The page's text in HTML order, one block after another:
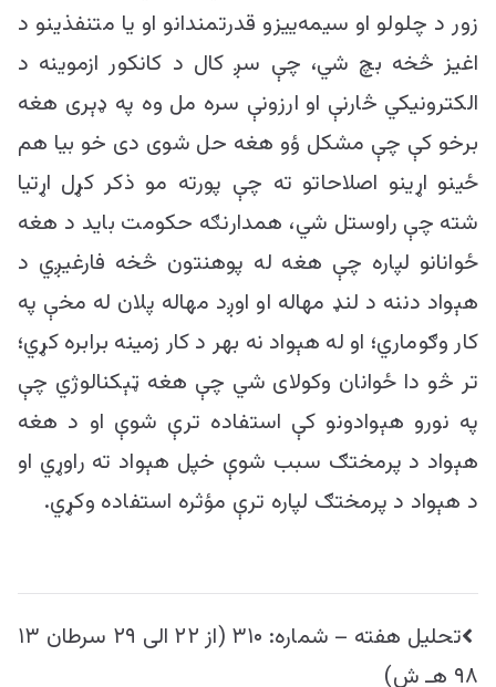
زور د چلولو او سیمه‌ییزو قدرتمندانو او یا متنفذینو د
اغیز څخه بچ شي، چې سږ کال د کانکور ازموینه د
الکترونیکي څارنې او ارزونې سره مل وه په ډېری هغه
برخو کې چې مشکل ؤو هغه حل شوی دی خو بیا هم
ځینو اړینو اصلاحاتو ته چې پورته مو ذکر کړل اړتیا
شته چې راوستل شي، همدارنګه حکومت باید د هغه
ځوانانو لپاره چې هغه له پوهنتون څخه فارغیږي د
هېواد دننه د لنډ مهاله او اوږد مهاله پلان له مخې په
کار وګوماري؛ او له هېواد نه بهر د کار زمینه برابره کړي؛
تر څو دا ځوانان وکولای شي چې هغه ټېکنالوژي چې
په نورو هېوادونو کې استفاده ترې شوې او د هغه
هېواد د پرمختګ سبب شوې خپل هېواد ته راوړي او
د هېواد د پرمختګ لپاره ترې مؤثره استفاده وکړي.
راهبری
تحليل هفته – شماره:‌ ۳۱۰ (از ۲۲ الی ۲۹ سرطان ۱۳
۹۸ هـ ش)